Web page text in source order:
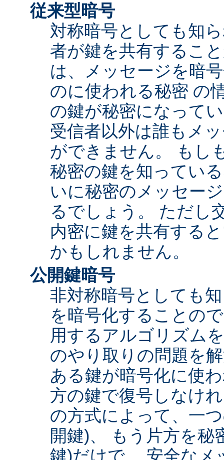
従来型暗号
対称暗号としても知
者が鍵を共有するこ
は、メッセージを暗
のに使われる秘密 の
の鍵が秘密になって
受信者以外は誰もメ
ができません。 もし
秘密の鍵を知ってい
いに秘密のメッセー
るでしょう。 ただし
内密に鍵を共有する
かもしれません。
公開鍵暗号
非対称暗号としても
を暗号化することの
用するアルゴリズム
のやり取りの問題を
ある鍵が暗号化に使
方の鍵で復号しなけ
の方式によって、一
開鍵)、 もう片方を秘
鍵)だけで、 安全なメ